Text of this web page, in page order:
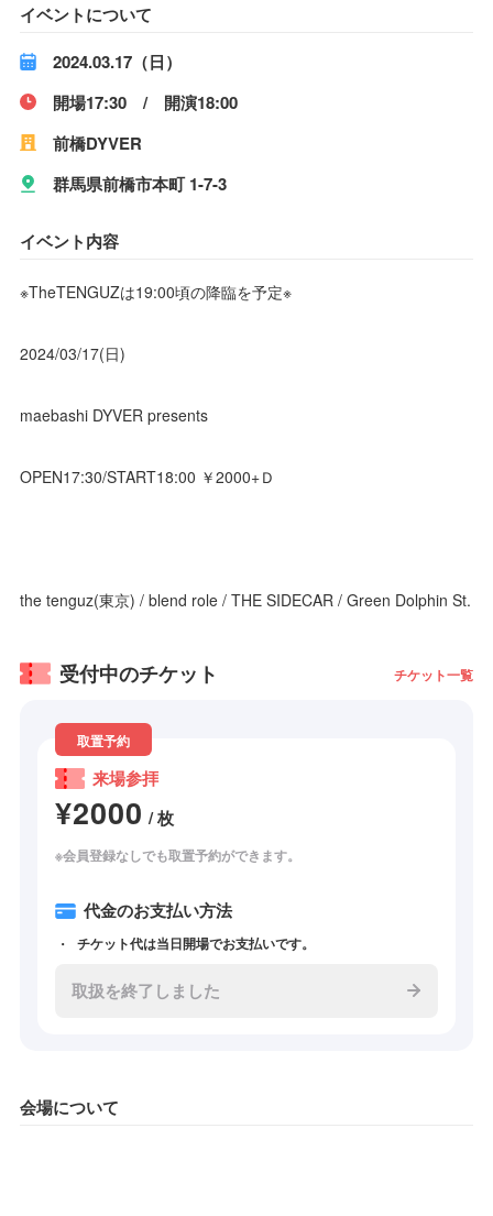
イベントについて
2024.03.17（日）
開場17:30 / 開演18:00
前橋DYVER
群馬県前橋市本町 1-7-3
イベント内容
※TheTENGUZは19:00頃の降臨を予定※
2024/03/17(日)
maebashi DYVER presents
OPEN17:30/START18:00 ￥2000+Ｄ
the tenguz(東京) / blend role / THE SIDECAR / Green Dolphin St.
受付中のチケット チケット一覧
取置予約
来場参拝
¥2000 / 枚
※会員登録なしでも取置予約ができます。
代金のお支払い方法
チケット代は当日開場でお支払いです。
取扱を終了しました
会場について